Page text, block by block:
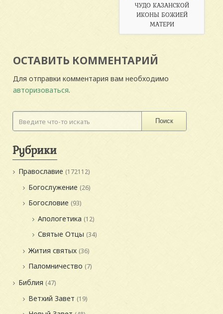
ЧУДО КАЗАНСКОЙ
ИКОНЫ БОЖИЕЙ
МАТЕРИ
ОСТАВИТЬ КОММЕНТАРИЙ
Для отправки комментария вам необходимо
авторизоваться.
Поиск
Рубрики
Православие (172112)
Богослужение (26)
Богословие (93)
Апологетика (12)
Святые Отцы (34)
Жития святых (36)
Паломничество (7)
Библия (47)
Ветхий Завет (19)